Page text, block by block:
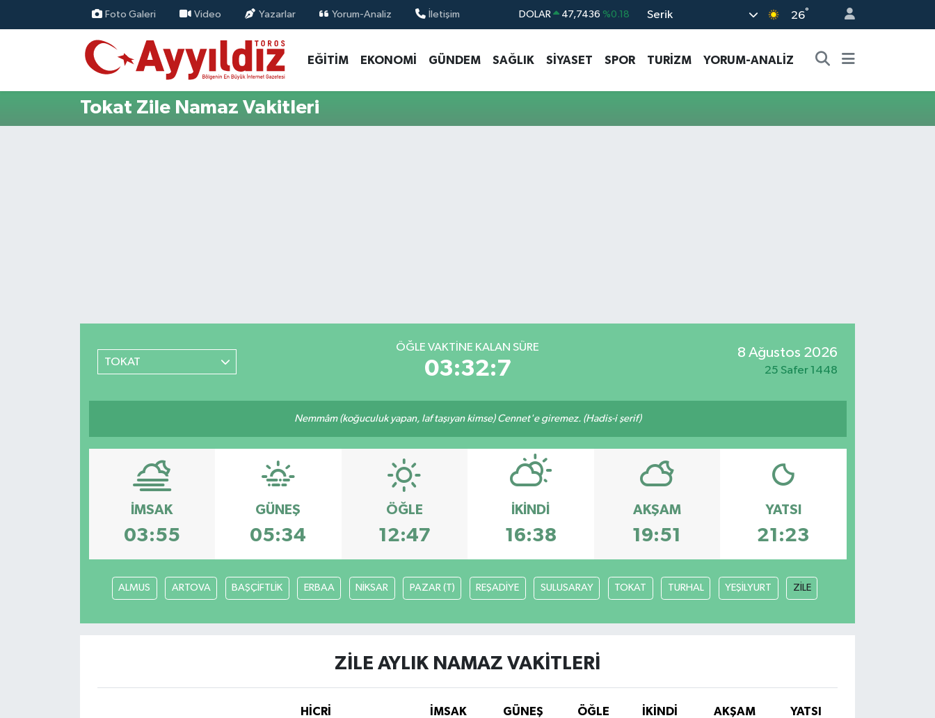
Foto Galeri Video Yazarlar Yorum-Analiz İletişim DOLAR 47,7436 %0.18
STERLİN 64,4811 %0.38
GRAM ALTIN 6660.55 %0.03
Serik 26°
EĞİTİM EKONOMİ GÜNDEM SAĞLIK SİYASET SPOR TURİZM YORUM-ANALİZ
Tokat Zile Namaz Vakitleri
TOKAT
ÖĞLE VAKTINE KALAN SÜRE
03:32:7
8 Ağustos 2026
25 Safer 1448
Nemmâm (koğuculuk yapan, laf taşıyan kimse) Cennet'e giremez. (Hadis-i şerif)
İMSAK
03:55
GÜNEŞ
05:34
ÖĞLE
12:47
İKINDI
16:38
AKŞAM
19:51
YATSI
21:23
ALMUS ARTOVA BAŞÇİFTLİK ERBAA NİKSAR PAZAR (T) REŞADİYE SULUSARAY TOKAT TURHAL YEŞİLYURT ZİLE
ZİLE AYLIK NAMAZ VAKITLERI
HİCRİ İMSAK GÜNEŞ ÖĞLE İKINDI AKŞAM
YATSI